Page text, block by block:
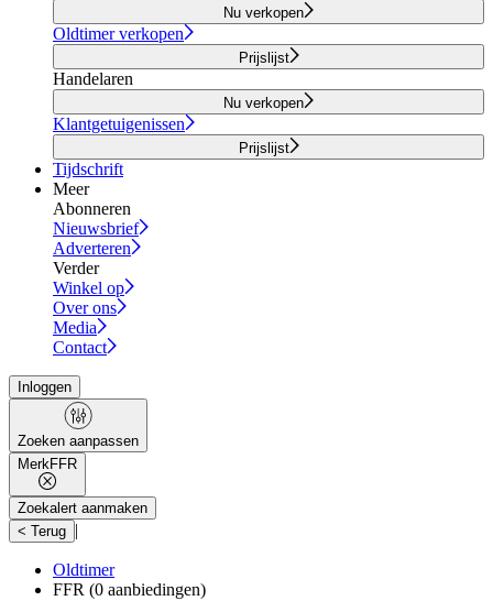
Nu verkopen
Oldtimer verkopen
Prijslijst
Handelaren
Nu verkopen
Klantgetuigenissen
Prijslijst
Tijdschrift
Meer
Abonneren
Nieuwsbrief
Adverteren
Verder
Winkel op
Over ons
Media
Contact
Inloggen
Zoeken aanpassen
MerkFFR
Zoekalert aanmaken
< Terug |
Oldtimer
FFR (0 aanbiedingen)